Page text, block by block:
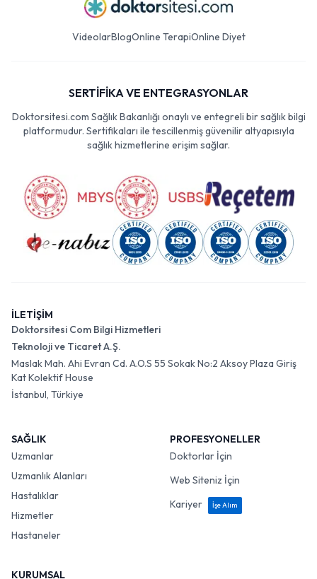
VideolarBlogOnline TerapiOnline Diyet
SERTİFİKA VE ENTEGRASYONLAR
Doktorsitesi.com Sağlık Bakanlığı onaylı ve entegreli bir sağlık bilgi
platformudur. Sertifikaları ile tescillenmiş güvenilir altyapısıyla
sağlık hizmetlerine erişim sağlar.
İLETİŞİM
Doktorsitesi Com Bilgi Hizmetleri
Teknoloji ve Ticaret A.Ş.
Maslak Mah. Ahi Evran Cd. A.O.S 55 Sokak No:2 Aksoy Plaza Giriş
Kat Kolektif House
İstanbul, Türkiye
SAĞLIK
Uzmanlar
Uzmanlık Alanları
Hastalıklar
Hizmetler
Hastaneler
PROFESYONELLER
Doktorlar İçin
Web Siteniz İçin
Kariyer
İşe Alım
KURUMSAL